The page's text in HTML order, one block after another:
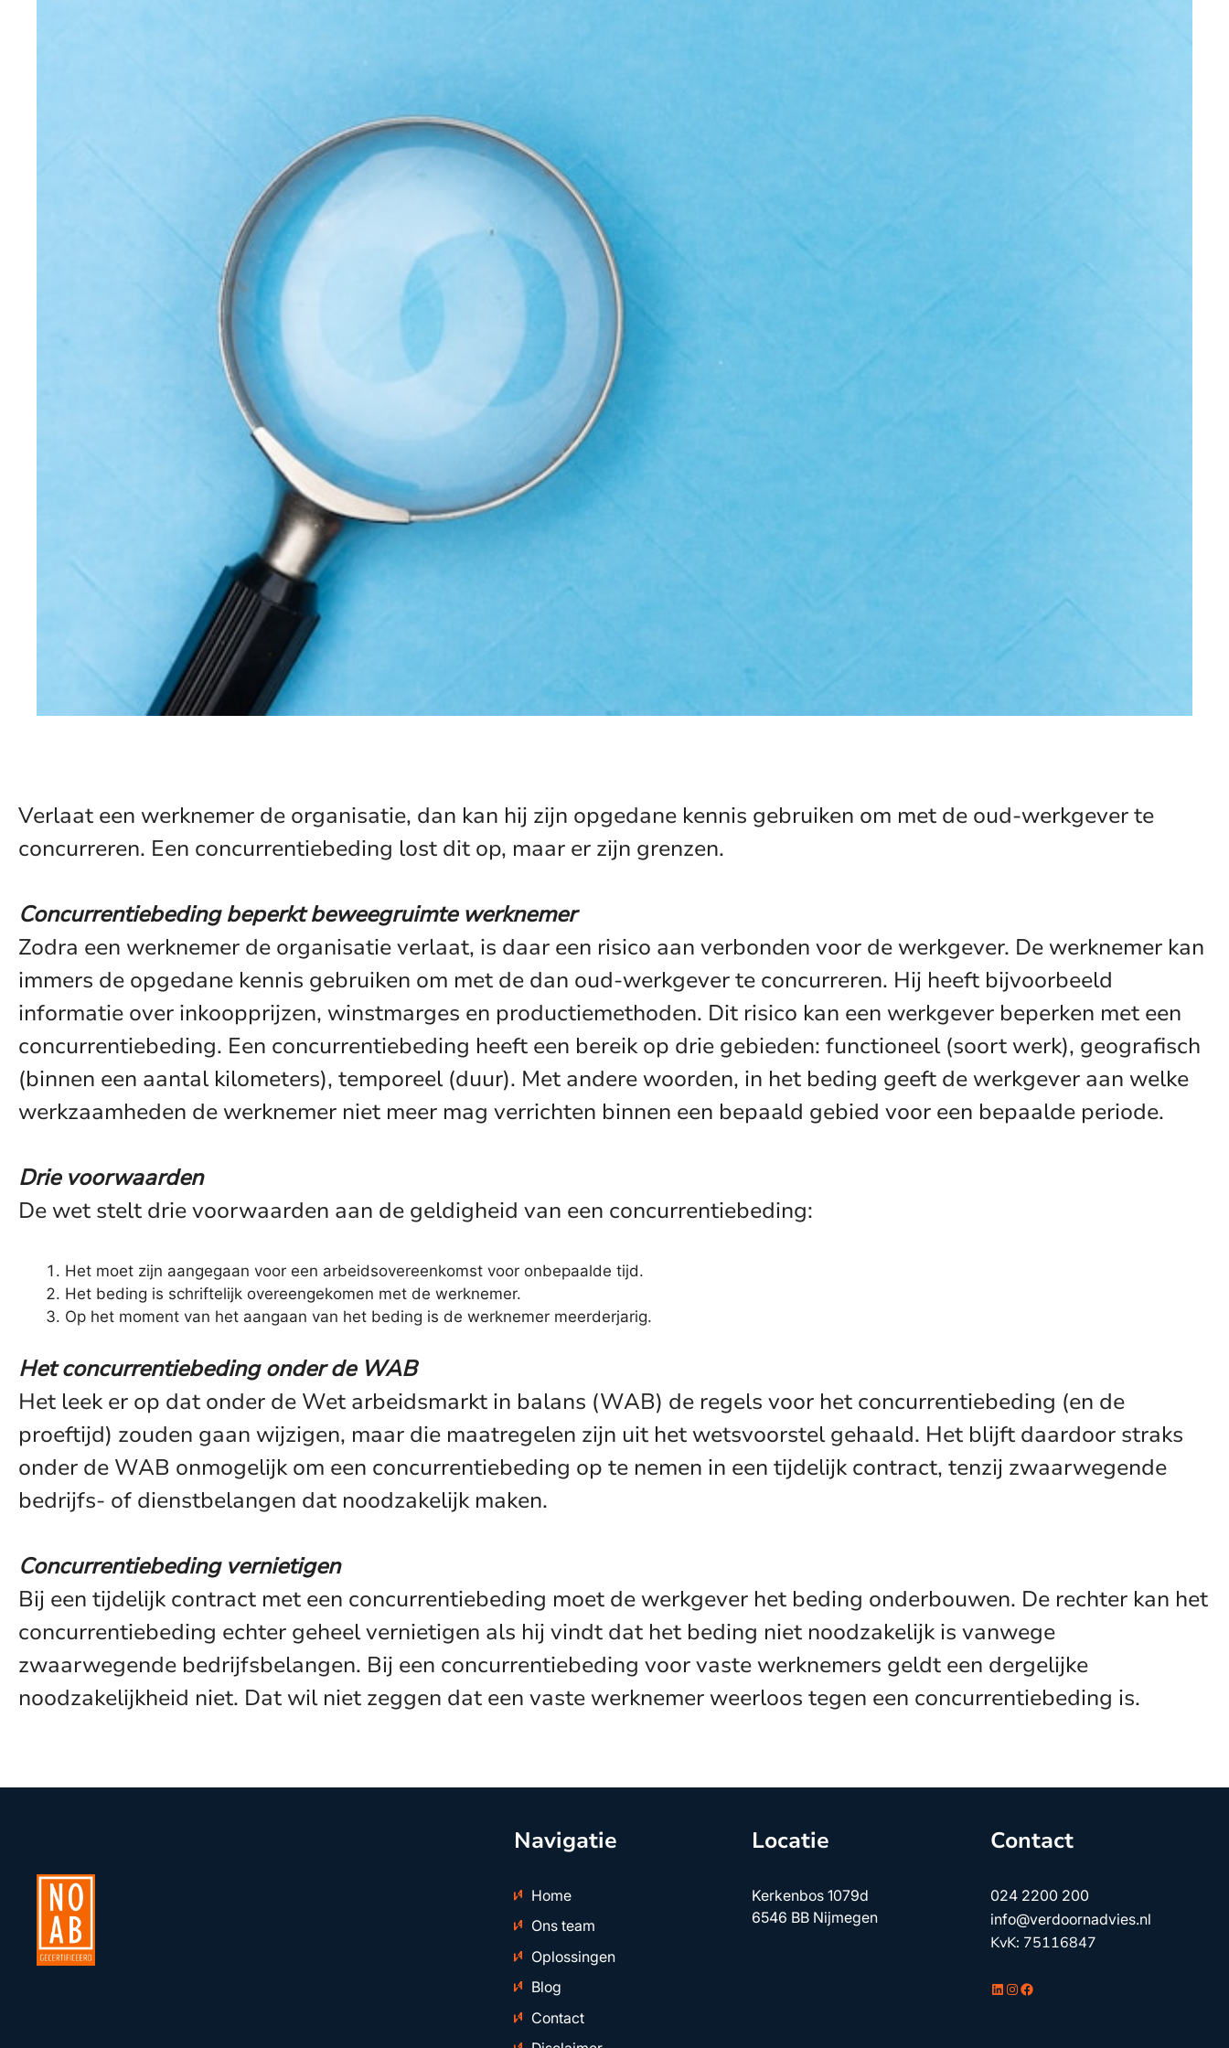
Verlaat een werknemer de organisatie, dan kan hij zijn opgedane kennis gebruiken om met de oud-werkgever te
concurreren. Een concurrentiebeding lost dit op, maar er zijn grenzen.
Concurrentiebeding beperkt beweegruimte werknemer
Zodra een werknemer de organisatie verlaat, is daar een risico aan verbonden voor de werkgever. De werknemer kan
immers de opgedane kennis gebruiken om met de dan oud-werkgever te concurreren. Hij heeft bijvoorbeeld
informatie over inkoopprijzen, winstmarges en productiemethoden. Dit risico kan een werkgever beperken met een
concurrentiebeding. Een concurrentiebeding heeft een bereik op drie gebieden: functioneel (soort werk), geografisch
(binnen een aantal kilometers), temporeel (duur). Met andere woorden, in het beding geeft de werkgever aan welke
werkzaamheden de werknemer niet meer mag verrichten binnen een bepaald gebied voor een bepaalde periode.
Drie voorwaarden
De wet stelt drie voorwaarden aan de geldigheid van een concurrentiebeding:
Het moet zijn aangegaan voor een arbeidsovereenkomst voor onbepaalde tijd.
Het beding is schriftelijk overeengekomen met de werknemer.
Op het moment van het aangaan van het beding is de werknemer meerderjarig.
Het concurrentiebeding onder de WAB
Het leek er op dat onder de Wet arbeidsmarkt in balans (WAB) de regels voor het concurrentiebeding (en de
proeftijd) zouden gaan wijzigen, maar die maatregelen zijn uit het wetsvoorstel gehaald. Het blijft daardoor straks
onder de WAB onmogelijk om een concurrentiebeding op te nemen in een tijdelijk contract, tenzij zwaarwegende
bedrijfs- of dienstbelangen dat noodzakelijk maken.
Concurrentiebeding vernietigen
Bij een tijdelijk contract met een concurrentiebeding moet de werkgever het beding onderbouwen. De rechter kan het
concurrentiebeding echter geheel vernietigen als hij vindt dat het beding niet noodzakelijk is vanwege
zwaarwegende bedrijfsbelangen. Bij een concurrentiebeding voor vaste werknemers geldt een dergelijke
noodzakelijkheid niet. Dat wil niet zeggen dat een vaste werknemer weerloos tegen een concurrentiebeding is.
Navigatie
Home
Ons team
Oplossingen
Blog
Contact
Locatie
Kerkenbos 1079d
6546 BB Nijmegen
Contact
024 2200 200
info@verdoornadvies.nl
KvK: 75116847
LinkedIn
Instagram
Facebook